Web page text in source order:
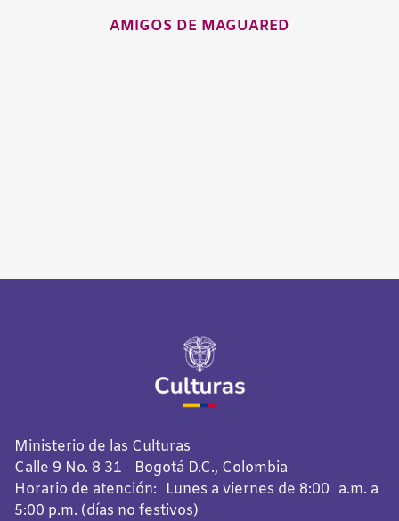
AMIGOS DE MAGUARED
Ministerio de las Culturas
Calle 9 No. 8 31 Bogotá D.C., Colombia
Horario de atención: Lunes a viernes de 8:00 a.m. a
5:00 p.m. (días no festivos)